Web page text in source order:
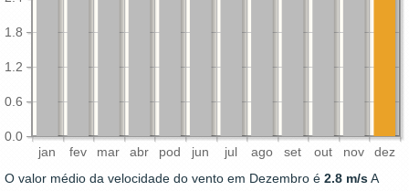
jan fev mar abr pod jun jul ago set out nov dez
0.0
0.6
1.2
1.8
O valor médio da velocidade do vento em Dezembro é 2.8 m/sA